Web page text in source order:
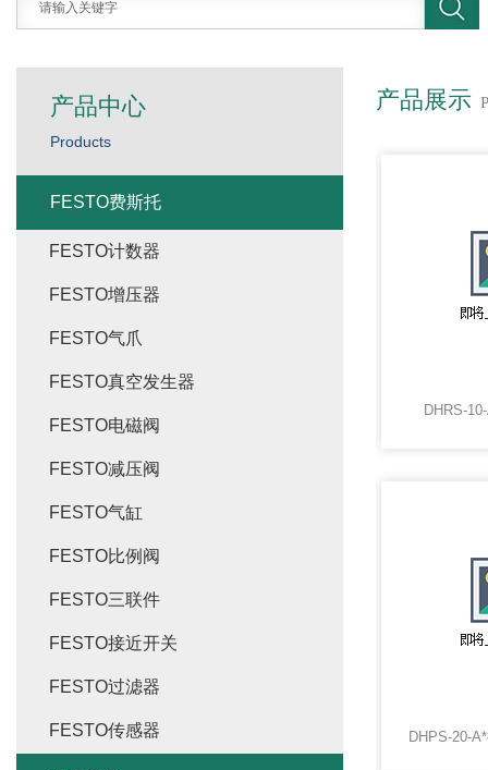
产品展示
DHRS-
产品中心
Products
FESTO费斯托
FESTO计数器
FESTO增压器
FESTO气爪
FESTO真空发生器
FESTO电磁阀
FESTO减压阀
FESTO气缸
FESTO比例阀
FESTO三联件
FESTO接近开关
FESTO过滤器
FESTO传感器